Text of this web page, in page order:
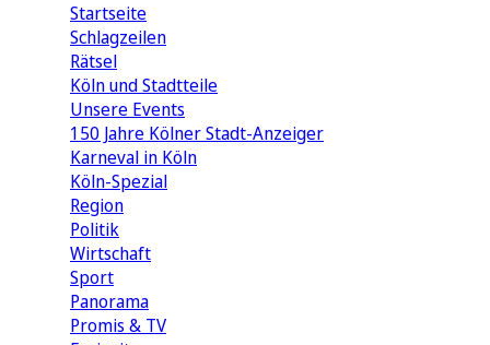
Startseite
Schlagzeilen
Rätsel
Köln und Stadtteile
Unsere Events
150 Jahre Kölner Stadt-Anzeiger
Karneval in Köln
Köln-Spezial
Region
Politik
Wirtschaft
Sport
Panorama
Promis & TV